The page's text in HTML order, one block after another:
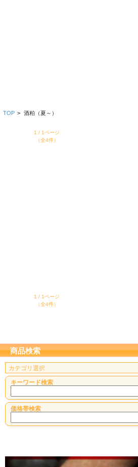
TOP > 酒粕（夏～）
1 / 1ページ
（全4件）
1 / 1ページ
（全4件）
商品検索
キーワード検索
価格帯検索